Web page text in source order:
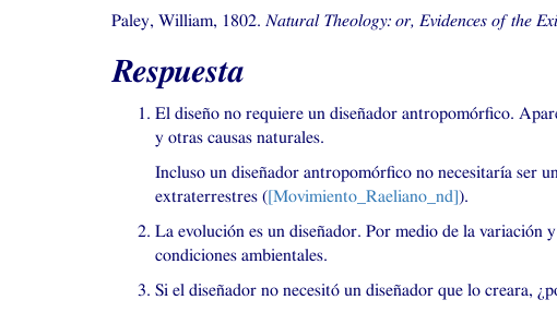
Paley, William, 1802. Natural Theology: or, Evidences of the
Respuesta
El diseño no requiere un diseñador antropomórfico.
y otras causas naturales.
Incluso un diseñador antropomórfico no necesitaría ser
extraterrestres ([Movimiento_Raeliano_nd]).
La evolución es un diseñador. Por medio de la variación
condiciones ambientales.
Si el diseñador no necesitó un diseñador que lo creara,